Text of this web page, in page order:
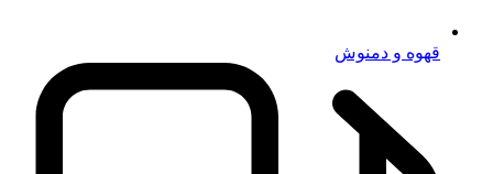
قهوه و دمنوش